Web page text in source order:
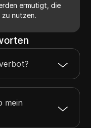
ermutigt, die
nutzen.
mein